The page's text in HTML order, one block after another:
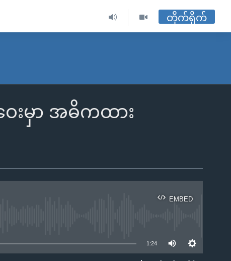
တိုက်ရိုက်
းမှာ အဓိကထား
EMBED
1:24